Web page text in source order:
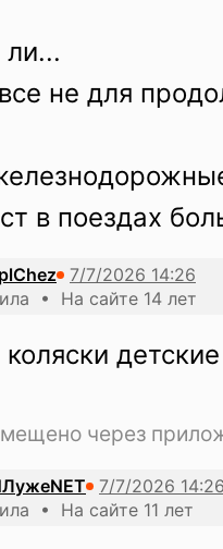
не для
в поездах
• На сайте 14 лет
через
• На сайте 11 лет